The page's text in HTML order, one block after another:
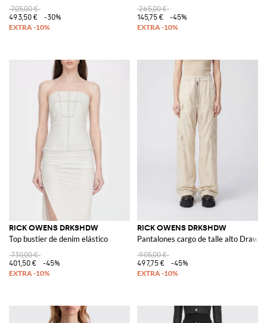
705,00 €
493,50 €
-30%
265,00 €
145,75 €
-45%
RICK OWENS DRKSHDW
Top bustier de denim elástico
730,00 €
401,50 €
-45%
RICK OWENS DRKSHDW
Pantalones cargo de talle alto
905,00 €
497,75 €
-45%